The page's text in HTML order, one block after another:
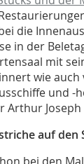
die
in der
mit
wie auch
und -
Arthur Joseph
auf den